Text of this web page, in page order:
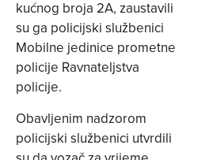
kućnog broja 2A, zaustavili
su ga policijski službenici
Mobilne jedinice prometne
policije Ravnateljstva
policije.
Obavljenim nadzorom
policijski službenici utvrdili